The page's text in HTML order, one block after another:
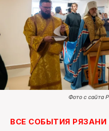
Проекты 7 инфо
Здоровье
Интересное
Новости кино и ТВ
Новости России
Политика
Новости мира
О НАС
Фото с сайта
ВСЕ СОБЫТИЯ